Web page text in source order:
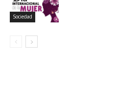
Sociedad